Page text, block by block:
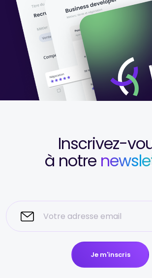
Inscrivez-
à notre
Je m'inscris